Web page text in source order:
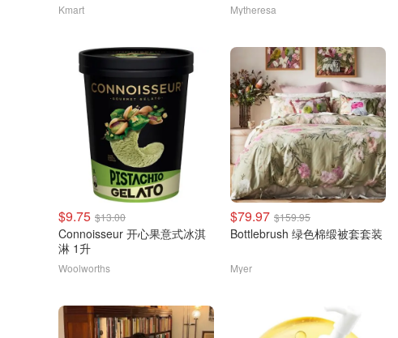
Kmart Mytheresa
$9.75 $13.00
Connoisseur 开心果意式冰淇
淋 1升
Woolworths
$79.97 $159.95
Bottlebrush 绿色棉缎被套套装
Myer